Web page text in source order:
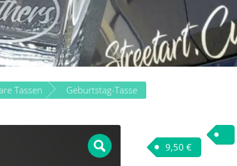
Tassen Geburtstag-Tasse
9,50 €